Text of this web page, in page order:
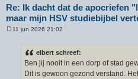
Re: Ik dacht dat de apocriefen
maar mijn HSV studiebijbel
11 jun 2026 21:02
elbert schreef:
Ben jij nooit in een dorp of stad
Dit is gewoon gezond verstand.